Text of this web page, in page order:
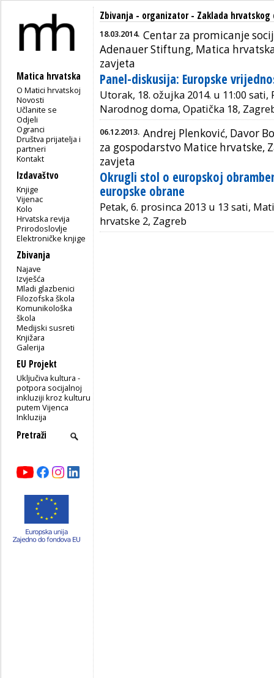
Matica hrvatska
O Matici hrvatskoj
Novosti
Učlanite se
Odjeli
Ogranci
Društva prijatelja i
partneri
Kontakt
Izdavaštvo
Knjige
Vijenac
Kolo
Hrvatska revija
Prirodoslovlje
Elektroničke knjige
Zbivanja
Najave
Izvješća
Mladi glazbenici
Filozofska škola
Komunikološka
škola
Medijski susreti
Knjižara
Galerija
EU Projekt
Uključiva kultura -
potpora socijalnoj
inkluziji kroz kulturu
putem Vijenca
Inkluzija
Zbivanja - organizator - Zaklada hrvatskog
18.03.2014. Centar za promicanje
Adenauer Stiftung, Matica
zavjeta
Panel-diskusija: Europske
Utorak, 18. ožujka 2014. u 11:00
Narodnog doma, Opatička 18,
06.12.2013. Andrej Plenković, Davor
za gospodarstvo Matice hrvatske,
zavjeta
Okrugli stol o europskoj
europske obrane
Petak, 6. prosinca 2013 u 13 sati,
hrvatske 2, Zagreb